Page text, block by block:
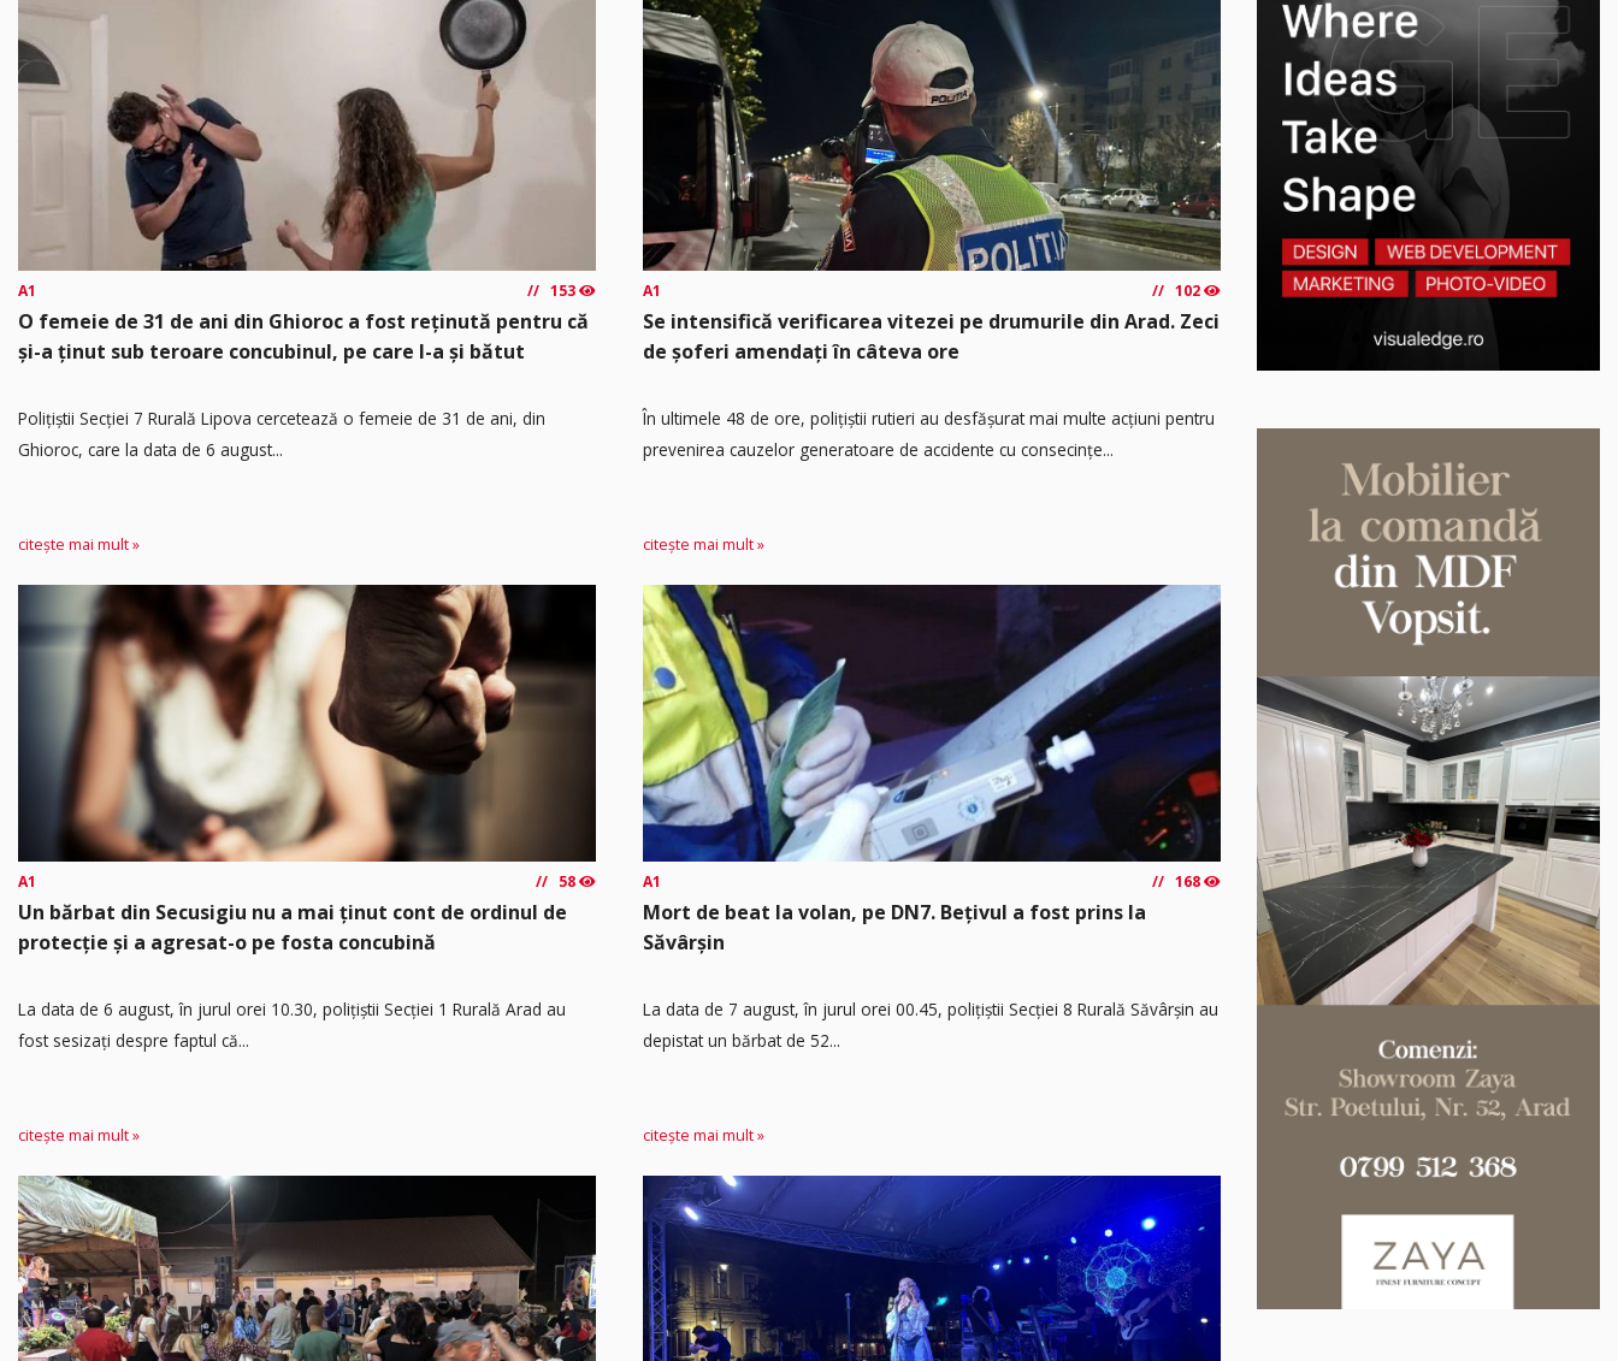
A1 153
O femeie de 31 de ani din Ghioroc a fost reținută pentru că
și-a ținut sub teroare concubinul, pe care l-a și bătut
​Polițiștii Secției 7 Rurală Lipova cercetează o femeie de 31 de ani, din
Ghioroc, care la data de 6 august...
citește mai mult »
A1 102
Se intensifică verificarea vitezei pe drumurile din Arad. Zeci
de șoferi amendați în câteva ore
În ultimele 48 de ore, polițiștii rutieri au desfășurat mai multe acțiuni pentru
prevenirea cauzelor generatoare de accidente cu consecințe...
citește mai mult »
A1 58
Un bărbat din Secusigiu nu a mai ținut cont de ordinul de
protecție și a agresat-o pe fosta concubină
​La data de 6 august, în jurul orei 10.30, polițiștii Secției 1 Rurală Arad au
fost sesizați despre faptul că...
citește mai mult »
A1 168
Mort de beat la volan, pe DN7. Bețivul a fost prins la
Săvârșin
​La data de 7 august, în jurul orei 00.45, polițiștii Secției 8 Rurală Săvârșin au
depistat un bărbat de 52...
citește mai mult »